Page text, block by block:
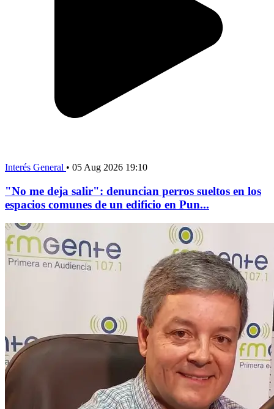
Interés General • 05 Aug 2026 19:10
"No me deja salir": denuncian perros sueltos en los
espacios comunes de un edificio en Pun...